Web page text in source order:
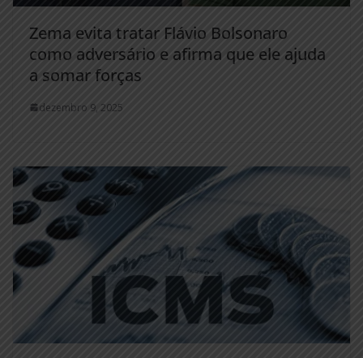
Zema evita tratar Flávio Bolsonaro
como adversário e afirma que ele ajuda
a somar forças
dezembro 9, 2025